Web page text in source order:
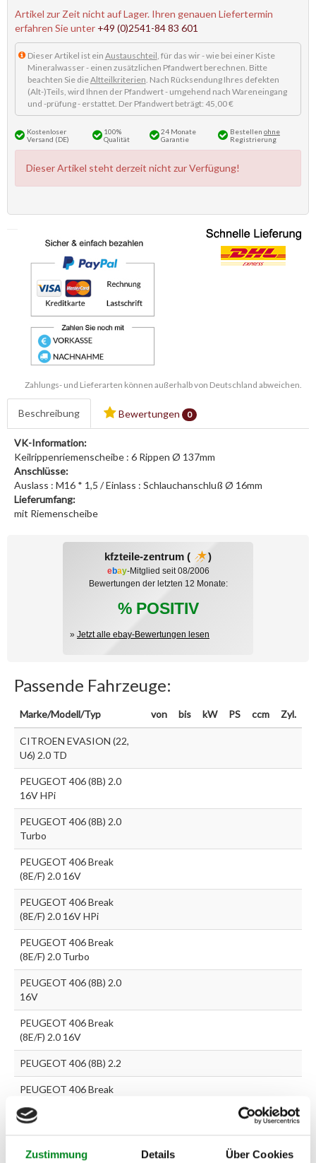
Zustimmung Details Über Cookies
Artikel zur Zeit nicht auf Lager. Ihren genauen Liefertermin
erfahren Sie unter +49 (0)2541-84 83 601
Dieser Artikel ist ein Austauschteil , für das wir - wie bei einer Kiste
Mineralwasser - einen zusätzlichen Pfandwert berechnen. Bitte
beachten Sie dieAltteilkriterien . Nach Rücksendung Ihres defekten
(Alt-)Teils, wird Ihnen der Pfandwert - umgehend nach Wareneingang
und -prüfung - erstattet. Der Pfandwert beträgt: 45,00 €
Kostenloser
Versand (DE)
100%
Qualität
24 Monate
Garantie
Bestellen ohne
Registrierung
Dieser Artikel steht derzeit nicht zur Verfügung!
Zahlungs- und Lieferarten können außerhalb von Deutschland abweichen.
Beschreibung Bewertungen 0
VK-Information:
Keilrippenriemenscheibe : 6 Rippen Ø 137mm
Anschlüsse:
Auslass : M16 * 1,5 / Einlass : Schlauchanschluß Ø 16mm
Lieferumfang:
mit Riemenscheibe
kfzteile-zentrum ( )
ebay-Mitglied seit 08/2006
Bewertungen der letzten 12 Monate:
% POSITIV
» Jetzt alle ebay-Bewertungen lesen
Passende Fahrzeuge:
Marke/Modell/Typ von bis kW PS ccm Zyl.
CITROEN EVASION (22,
U6) 2.0 TD
PEUGEOT 406 (8B) 2.0
16V HPi
PEUGEOT 406 (8B) 2.0
Turbo
PEUGEOT 406 Break
(8E/F) 2.0 16V
PEUGEOT 406 Break
(8E/F) 2.0 16V HPi
PEUGEOT 406 Break
(8E/F) 2.0 Turbo
PEUGEOT 406 (8B) 2.0
16V
PEUGEOT 406 Break
(8E/F) 2.0 16V
PEUGEOT 406 (8B) 2.2
PEUGEOT 406 Break